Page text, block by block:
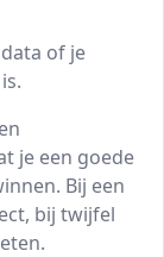
of je
je een goede
Bij een
bij twijfel